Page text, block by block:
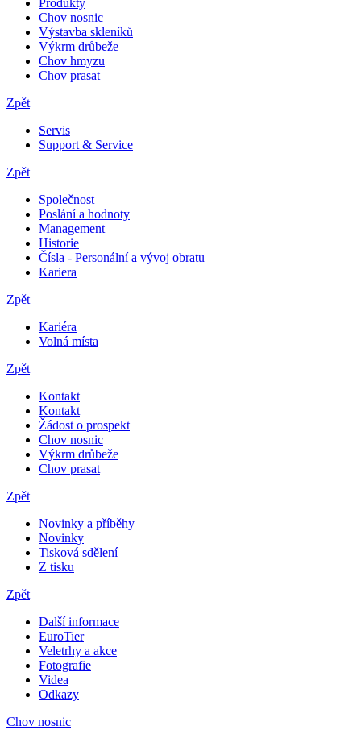
Produkty
Chov nosnic
Výstavba skleníků
Výkrm drůbeže
Chov hmyzu
Chov prasat
Zpět
Servis
Support & Service
Zpět
Společnost
Poslání a hodnoty
Management
Historie
Čísla - Personální a vývoj obratu
Kariera
Zpět
Kariéra
Volná místa
Zpět
Kontakt
Kontakt
Žádost o prospekt
Chov nosnic
Výkrm drůbeže
Chov prasat
Zpět
Novinky a příběhy
Novinky
Tisková sdělení
Z tisku
Zpět
Další informace
EuroTier
Veletrhy a akce
Fotografie
Videa
Odkazy
Chov nosnic